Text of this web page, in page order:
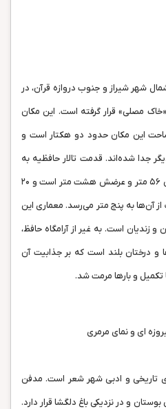
شهر شیراز و جنوب دروازه‌ قرآن، در
مصلی» قرار گرفته است. این مکان
این مکان حدود دو هکتار است و
جدا شده‌اند. قدمت تالار حافظیه به
دوران زندیه بازمی‌گردد که طول آن ۵۶ متر و عرضش هشت متر است و ۲۰
آن‌ها به پنج متر می‌رسد. معماری این
است. به غیر از آرامگاه حافظ،
و درختان بلند است که بر جذابیت آن
تکمیل و بارها مرمت شد.
تاریخی و ادبی شهر شعر است. مدفن
و در نزدیکی باغ دلگشا قرار دارد.